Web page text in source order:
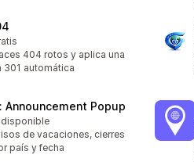
total
404 rotos y aplica una
301 automática
Announcement Popup
de vacaciones, cierres
país y fecha